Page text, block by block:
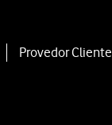
Provedor Cliente